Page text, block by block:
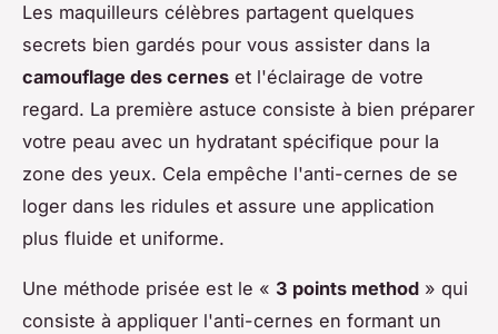
Les maquilleurs célèbres partagent quelques
secrets bien gardés pour vous assister dans la
camouflage des cernes et l'éclairage de votre
regard. La première astuce consiste à bien préparer
votre peau avec un hydratant spécifique pour la
zone des yeux. Cela empêche l'anti-cernes de se
loger dans les ridules et assure une application
plus fluide et uniforme.
Une méthode prisée est le « 3 points method » qui
consiste à appliquer l'anti-cernes en formant un